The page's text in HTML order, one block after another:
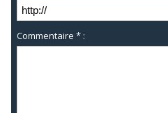
Commentaire * :